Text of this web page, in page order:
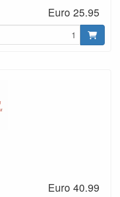
Euro 25.95
Euro 40.99